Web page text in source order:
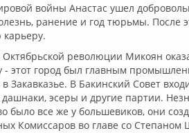
войны Анастас ушел
ранение и год тюрьмы. После
Октябрьской революции Микоян
- этот город был главным
Закавказье. В Бакинский Совет
эсеры и другие партии.
было все же у большевиков, они
Комиссаров во главе со